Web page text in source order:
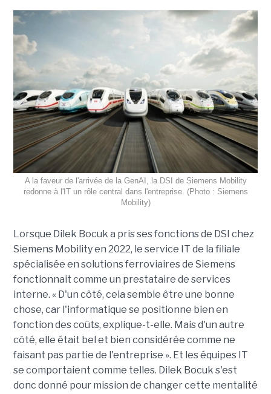
A la faveur de l'arrivée de la GenAI, la DSI de Siemens Mobility
redonne à l'IT un rôle central dans l'entreprise. (Photo : Siemens
Mobility)
Lorsque Dilek Bocuk a pris ses fonctions de DSI chez
Siemens Mobility en 2022, le service IT de la filiale
spécialisée en solutions ferroviaires de Siemens
fonctionnait comme un prestataire de services
interne. « D'un côté, cela semble être une bonne
chose, car l'informatique se positionne bien en
fonction des coûts, explique-t-elle. Mais d'un autre
côté, elle était bel et bien considérée comme ne
faisant pas partie de l'entreprise ». Et les équipes IT
se comportaient comme telles. Dilek Bocuk s'est
donc donné pour mission de changer cette mentalité